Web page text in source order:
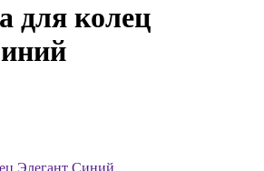
для колец